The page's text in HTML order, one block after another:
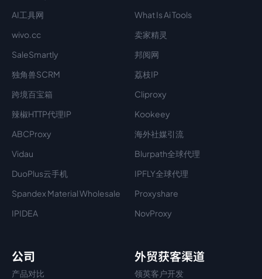
AI工具网
What Is Ai Tools
wivo.cc
卖家精灵
SaleSmartly
邦阅网
独角兽SCRM
荔枝IP
跨境百宝箱
Cliproxy
辣椒HTTP代理IP
Kookeey
ABCProxy
海外社媒引流
Vidau
Blurpath全球代理
DuoPlus云手机
IPFLY全球代理
Spandex Material Wholesale​
Proxyshare
IPIDEA
NovProxy
公司
产品对比
外贸获客渠道
领英客户开发